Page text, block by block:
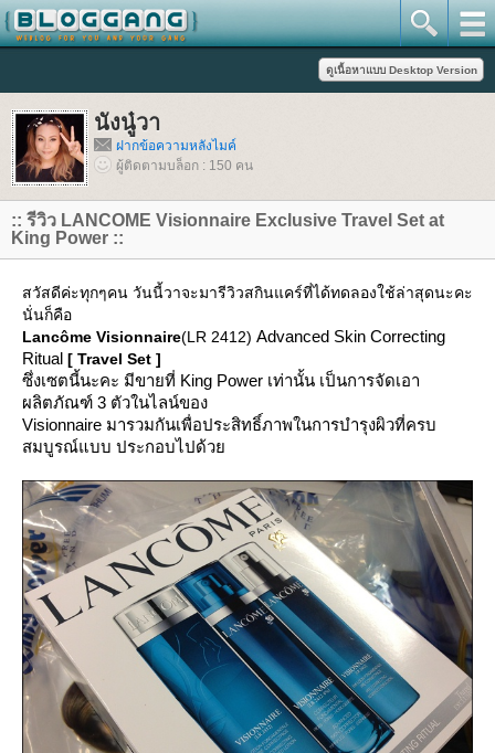
นังนู๋วา
ฝากข้อความหลังไมค์
ผู้ติดตามบล็อก : 150 คน
:: รีวิว LANCOME Visionnaire Exclusive Travel Set at
King Power ::
สวัสดีค่ะทุกๆคน วันนี้วาจะมารีวิวสกินแคร์ที่ได้ทดลองใช้ล่าสุดนะคะ
นั่นก็คือ
Lancôme Visionnaire(LR 2412) Advanced Skin Correcting
Ritual [ Travel Set ]
ซึ่งเซตนี้นะคะ มีขายที่ King Power เท่านั้น เป็นการจัดเอา
ผลิตภัณฑ์ 3 ตัวในไลน์ของ
Visionnaire มารวมกันเพื่อประสิทธิ์ภาพในการบำรุงผิวที่ครบ
สมบูรณ์แบบ ประกอบไปด้ว